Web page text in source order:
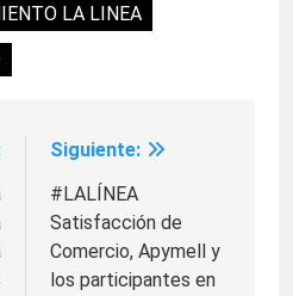
LA LINEA
Siguiente:
#LALÍNEA
Satisfacción de
Comercio, Apymell y
los participantes en